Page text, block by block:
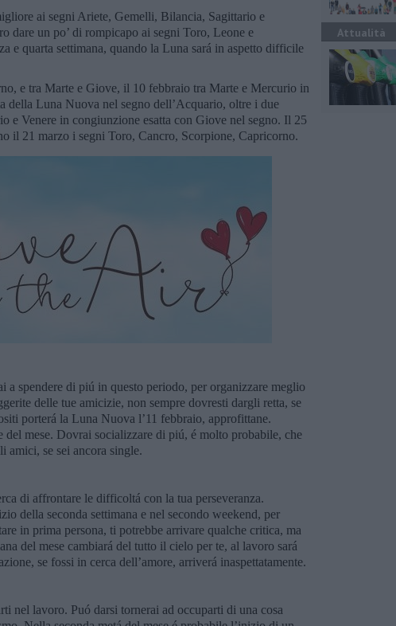
ai segni Ariete, Gemelli, Bilancia, Sagittario e
dare un po’ di rompicapo ai segni Toro, Leone e
e quarta settimana, quando la Luna sará in aspetto difficile
e tra Marte e Giove, il 10 febbraio tra Marte e Mercurio in
della Luna Nuova nel segno dell’Acquario, oltre i due
e Venere in congiunzione esatta con Giove nel segno. Il 25
il 21 marzo i segni Toro, Cancro, Scorpione, Capricorno.
spendere di piú in questo periodo, per organizzare meglio
delle tue amicizie, non sempre dovresti dargli retta, se
porterá la Luna Nuova l’11 febbraio, approfittane.
del mese. Dovrai socializzare di piú, é molto probabile, che
amici, se sei ancora single.
di affrontare le difficoltá con la tua perseveranza.
della seconda settimana e nel secondo weekend, per
in prima persona, ti potrebbe arrivare qualche critica, ma
del mese cambiará del tutto il cielo per te, al lavoro sará
se fossi in cerca dell’amore, arriverá inaspettatamente.
nel lavoro. Puó darsi tornerai ad occuparti di una cosa
Attualità